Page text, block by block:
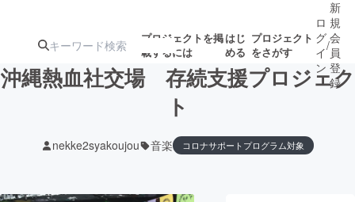
プロジェクトを掲
載するには
はじ
める
プロジェクト
をさがす
ジェクト
ターン
注目の新着プロ
ジェクト
募集終了が近いプ
ロジェクト
もうすぐ公開
されます
ロ
グ
イ
ン
/
新
規
会
員
登
録
沖縄熱血社交場 存続支援プロジェク
ト
nekke2syakoujou 音楽 コロナサポートプログラム対象